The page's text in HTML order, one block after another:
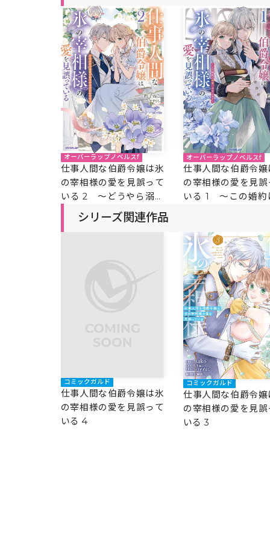
オーバーラップノベルスf
仕事人間な伯爵令嬢は氷
の宰相様の愛を見誤って
いる 2 ～どうやら溺愛
されているみたいです～
オーバーラップノベルスf
仕事人間な伯爵令嬢
の宰相様の愛を見誤
いる 1 ～この婚約
シリーズ関連作品
コミックガルド
仕事人間な伯爵令嬢は氷
の宰相様の愛を見誤って
いる 4
コミックガルド
仕事人間な伯爵令嬢
の宰相様の愛を見誤
いる 3